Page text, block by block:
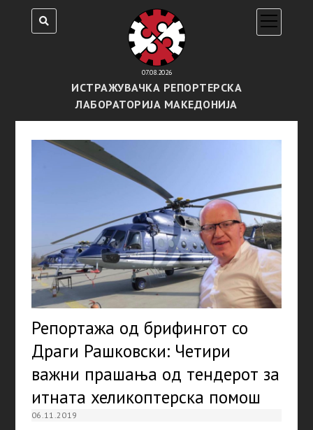
07.08.2026
ИСТРАЖУВАЧКА РЕПОРТЕРСКА
ЛАБОРАТОРИЈА МАКЕДОНИЈА
open
menu
Репортажа од брифингот со
Драги Рашковски: Четири
важни прашања од тендерот за
итната хеликоптерска помош
06.11.2019